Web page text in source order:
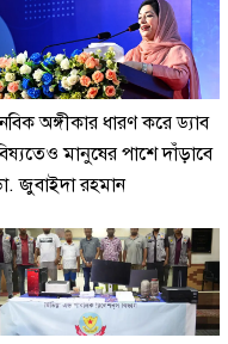
অঙ্গীকার ধারণ করে ড্যাব
মানুষের পাশে দাঁড়াবে
জুবাইদা রহমান